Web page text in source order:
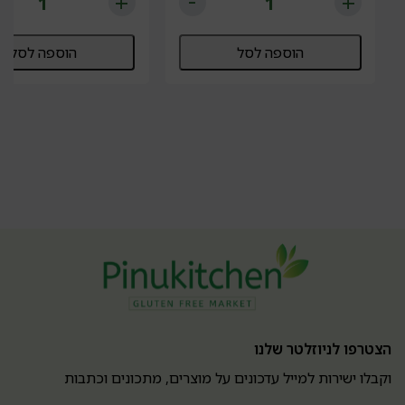
הוספה לסל הוספה לסל
הצטרפו לניוזלטר שלנו
וקבלו ישירות למייל עדכונים על מוצרים, מתכונים וכתבות